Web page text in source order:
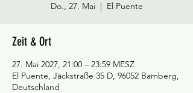
Do., 27. Mai
  |
El Puente
Zeit & Ort
27. Mai 2027, 21:00 – 23:59 MESZ
El Puente, Jäckstraße 35 D, 96052 Bamberg,
Deutschland